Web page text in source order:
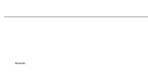
Kontakt